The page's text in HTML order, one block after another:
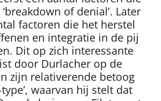
of denial’. Later
factoren die het herstel
en integratie in de pij
Dit op zich interessante
door Durlacher op de
zijn relativerende betoog
waarvan hij stelt dat